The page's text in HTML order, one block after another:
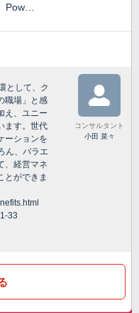
Pow…
として、ク
職場」と感
え、ユニー
ます。世代
ーションを
ん、バラエ
、経営マネ
とができま
33
コンサルタント
小田 菜々